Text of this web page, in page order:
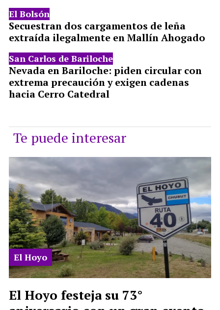
Secuestran dos cargamentos de leña
extraída ilegalmente en Mallín Ahogado
El Bolsón
Nevada en Bariloche: piden circular con
extrema precaución y exigen cadenas
hacia Cerro Catedral
San Carlos de Bariloche
Te puede interesar
El Hoyo festeja su 73°
El Hoyo